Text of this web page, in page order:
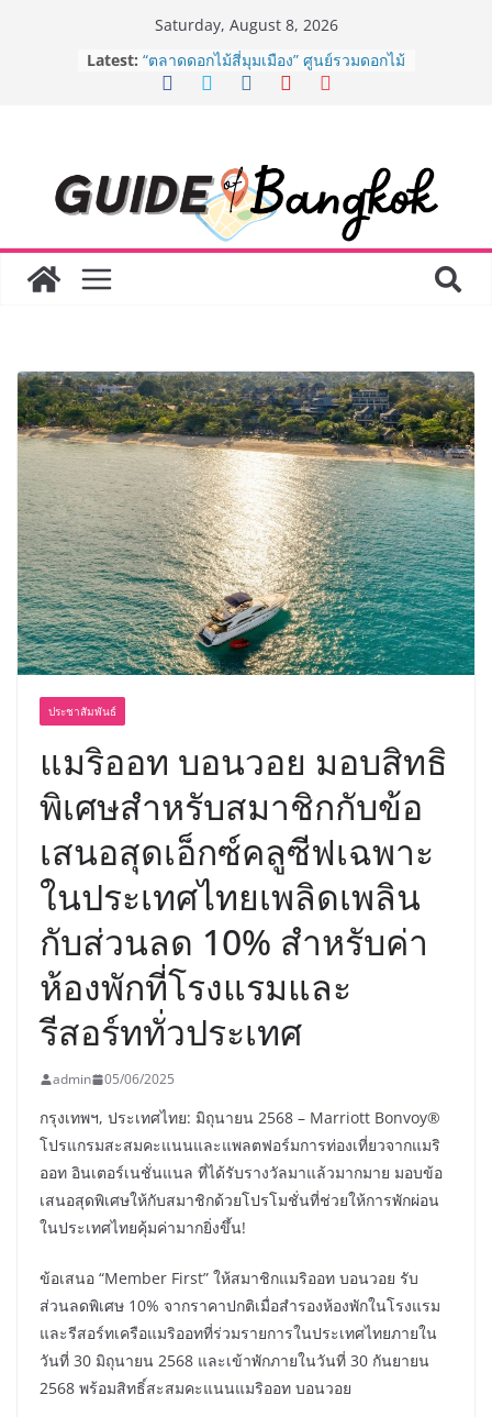
Saturday, August 8, 2026
Latest: BEDO เดินหน้าจัดกิจกรรมเจรจาธุรกิจ
“BIO TRADE CONNECT 2026” ยก
สด ดอกไม้ประดิษฐ์ พวงมาลัย และสังฆ
ภัณฑ์ครบวงจร ขอเชิญเลือกซื้อมาลัย
และของขวัญต้อนรับวันแม่ เปิดให้
บริการทุกวันตลอด 24 ชั่วโมง
Guangzhou Yinghao School เผยวิสัย
8.8 “ซูเลียน” รวมพลังนักธุรกิจทั่ว
ประเทศ จัดประชุมใหญ่แห่งปี พบ CEO
“ดร.ปิยะวัฒน์” ถ่ายทอดวิสัยทัศน์ธุรกิจ
พร้อมฟรีคอนเสิร์ต “โชค รถแห่” ยกวง
AirAsia X SEE FAH พันธมิตรทางธุรกิจ
ยาวนานกว่า 20 ปี ต่อยอดเสิร์ฟความ
อร่อย ยกเมนูระดับตำนาน “ข้าวหน้าไก่
ราชวงศ์” พุ่งทะยานสู่น่านฟ้า
ประชาสัมพันธ์
แมริออท บอนวอย มอบสิทธิ
พิเศษสำหรับสมาชิกกับข้อ
เสนอสุดเอ็กซ์คลูซีฟเฉพาะ
ในประเทศไทยเพลิดเพลิน
กับส่วนลด 10% สำหรับค่า
ห้องพักที่โรงแรมและ
รีสอร์ททั่วประเทศ
admin 05/06/2025
กรุงเทพฯ, ประเทศไทย: มิถุนายน 2568 – Marriott Bonvoy®
โปรแกรมสะสมคะแนนและแพลตฟอร์มการท่องเที่ยวจากแมริ
ออท อินเตอร์เนชั่นแนล ที่ได้รับรางวัลมาแล้วมากมาย มอบข้อ
เสนอสุดพิเศษให้กับสมาชิกด้วยโปรโมชั่นที่ช่วยให้การพักผ่อน
ในประเทศไทยคุ้มค่ามากยิ่งขึ้น!
ข้อเสนอ “Member First” ให้สมาชิกแมริออท บอนวอย รับ
ส่วนลดพิเศษ 10% จากราคาปกติเมื่อสำรองห้องพักในโรงแรม
และรีสอร์ทเครือแมริออทที่ร่วมรายการในประเทศไทยภายใน
วันที่ 30 มิถุนายน 2568 และเข้าพักภายในวันที่ 30 กันยายน
2568 พร้อมสิทธิ์สะสมคะแนนแมริออท บอนวอย